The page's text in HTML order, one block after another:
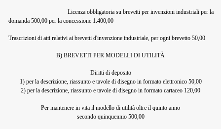
Licenza obbligatoria su brevetti per invenzioni industriali per la
domanda 500,00 per la concessione 1.400,00
Trascrizioni di atti relativi ai brevetti d'invenzione industriale, per ogni brevetto 50,00
B) BREVETTI PER MODELLI DI UTILITÀ
Diritti di deposito
1) per la descrizione, riassunto e tavole di disegno in formato elettronico 50,00
2) per la descrizione, riassunto e tavole di disegno in formato cartaceo 120,00
Per mantenere in vita il modello di utilità oltre il quinto anno
secondo quinquennio 500,00